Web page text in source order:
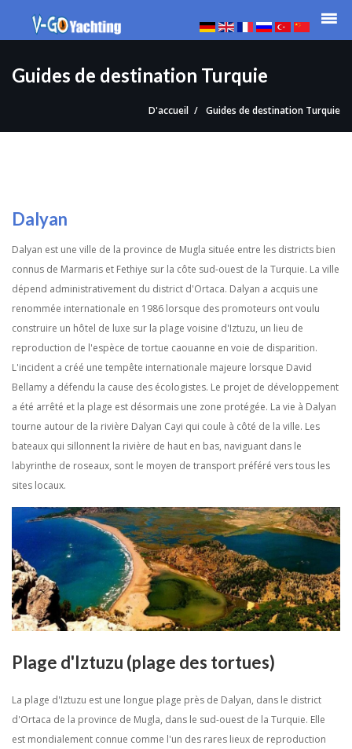
Guides de destination Turquie
D'accueil Guides de destination Turquie
Dalyan
Dalyan est une ville de la province de Mugla située entre les districts bien
connus de Marmaris et Fethiye sur la côte sud-ouest de la Turquie. La ville
dépend administrativement du district d'Ortaca. Dalyan a acquis une
renommée internationale en 1986 lorsque des promoteurs ont voulu
construire un hôtel de luxe sur la plage voisine d'Iztuzu, un lieu de
reproduction de l'espèce de tortue caouanne en voie de disparition.
L'incident a créé une tempête internationale majeure lorsque David
Bellamy a défendu la cause des écologistes. Le projet de développement
a été arrêté et la plage est désormais une zone protégée. La vie à Dalyan
tourne autour de la rivière Dalyan Cayi qui coule à côté de la ville. Les
bateaux qui sillonnent la rivière de haut en bas, naviguant dans le
labyrinthe de roseaux, sont le moyen de transport préféré vers tous les
sites locaux.
Plage d'Iztuzu (plage des tortues)
La plage d'Iztuzu est une longue plage près de Dalyan, dans le district
d'Ortaca de la province de Mugla, dans le sud-ouest de la Turquie. Elle
est mondialement connue comme l'un des rares lieux de reproduction